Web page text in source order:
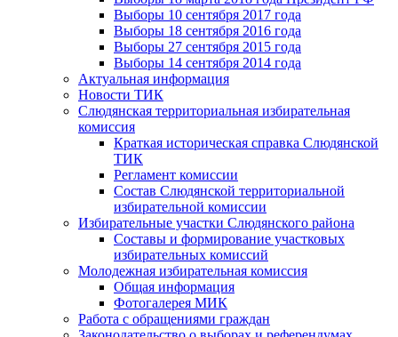
Выборы 10 сентября 2017 года
Выборы 18 сентября 2016 года
Выборы 27 сентября 2015 года
Выборы 14 сентября 2014 года
Актуальная информация
Новости ТИК
Слюдянская территориальная избирательная
комиссия
Краткая историческая справка Слюдянской
ТИК
Регламент комиссии
Состав Слюдянской территориальной
избирательной комиссии
Избирательные участки Слюдянского района
Составы и формирование участковых
избирательных комиссий
Молодежная избирательная комиссия
Общая информация
Фотогалерея МИК
Работа с обращениями граждан